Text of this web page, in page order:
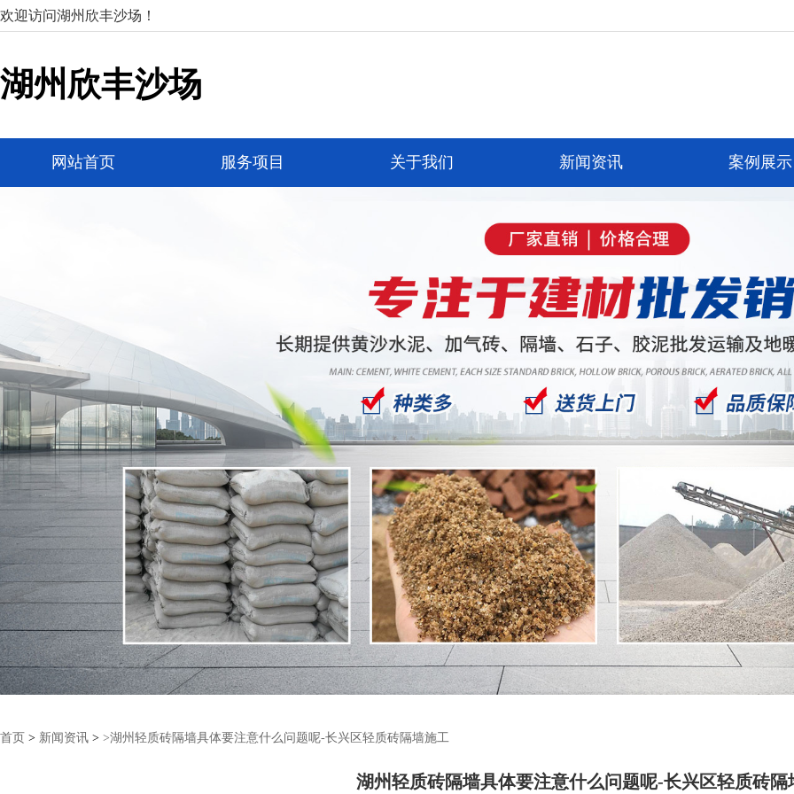
欢迎访问湖州欣丰沙场！
湖州欣丰沙场
网站首页 服务项目 关于我们 新闻资讯 案例展示
首页 > 新闻资讯 > >湖州轻质砖隔墙具体要注意什么问题呢-长兴区轻质砖隔墙施工
湖州轻质砖隔墙具体要注意什么问题呢-长兴区轻质砖隔